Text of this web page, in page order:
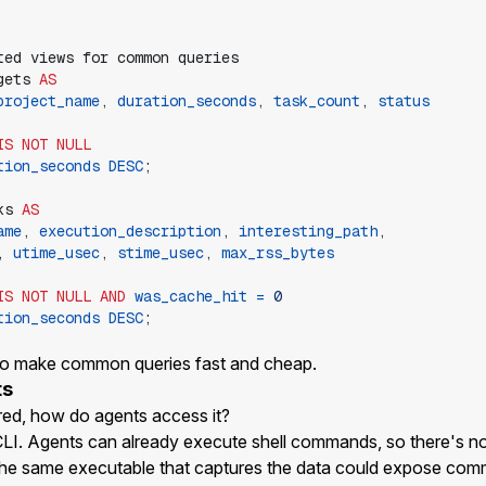
AS
, duration_seconds, task_count , status
NOT NULL
DESC;
AS
, execution_description , interesting_path,
utime_usec, stime_usec, max_rss_bytes
NOT NULL AND was_cache_hit = 0
DESC;
make common queries fast and cheap.
how do agents access it?
Agents can already execute shell commands, so there's
same executable that captures the data could expose